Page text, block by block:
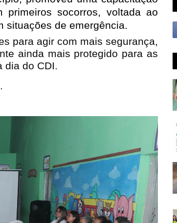
socorros, voltada ao
situações de emergência.
para agir com mais segurança,
ainda mais protegido para as
dia do CDI.